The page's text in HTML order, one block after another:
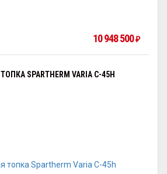
10 948 500 ₽
SPARTHERM VARIA C-45H